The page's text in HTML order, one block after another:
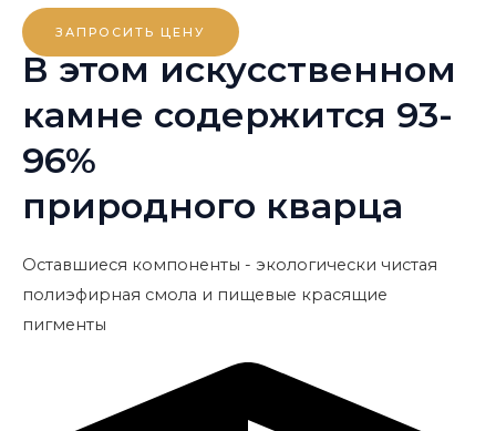
ЗАПРОСИТЬ ЦЕНУ
В этом искусственном
камне содержится 93-
96%
природного кварца
Оставшиеся компоненты - экологически чистая
полиэфирная смола и пищевые красящие
пигменты